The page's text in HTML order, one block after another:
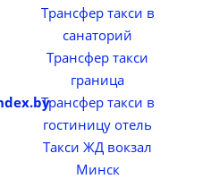
Трансфер такси в
санаторий
Трансфер такси
граница
Трансфер такси в
гостиницу отель
Такси ЖД вокзал
Минск